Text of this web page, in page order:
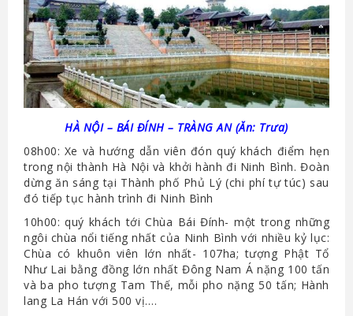
HÀ NỘI – BÁI ĐÍNH – TRÀNG AN (Ăn: Trưa)
08h00: Xe và hướng dẫn viên đón quý khách điểm hẹn
trong nội thành Hà Nội và khởi hành đi Ninh Bình. Đoàn
dừng ăn sáng tại Thành phố Phủ Lý (chi phí tự túc) sau
đó tiếp tục hành trình đi Ninh Bình
10h00: quý khách tới Chùa Bái Đính- một trong những
ngôi chùa nổi tiếng nhất của Ninh Bình với nhiều kỷ lục:
Chùa có khuôn viên lớn nhất- 107ha; tượng Phật Tổ
Như Lai bằng đồng lớn nhất Đông Nam Á nặng 100 tấn
và ba pho tượng Tam Thế, mỗi pho nặng 50 tấn; Hành
lang La Hán với 500 vị….